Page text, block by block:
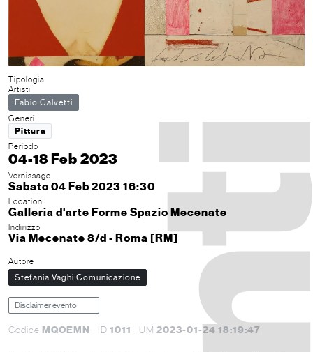
Tipologia
Artisti
Fabio Calvetti
Generi
Pittura
Periodo
04-18 Feb 2023
Vernissage
Sabato 04 Feb 2023 16:30
Location
Galleria d'arte Forme Spazio Mecenate
Indirizzo
Via Mecenate 8/d - Roma [RM]
Autore
Stefania Vaghi Comunicazione
Disclaimer evento
Codice MQOEMN - ID 1011 - UM 2023-01-24 18:19:47